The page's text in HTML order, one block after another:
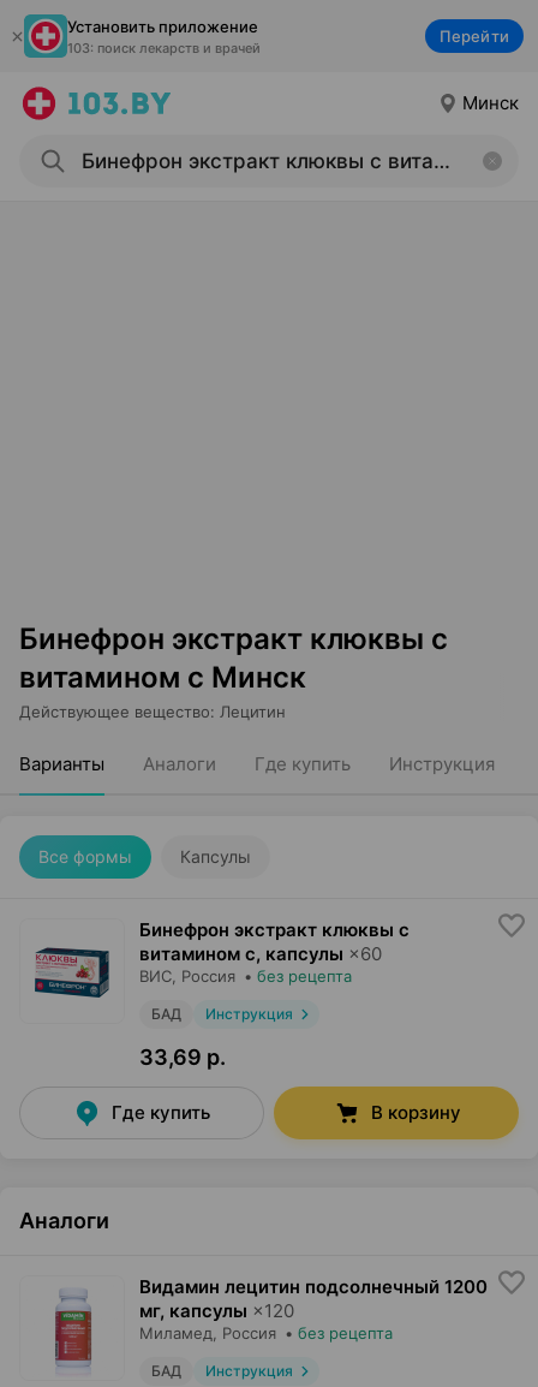
Установить приложение
103: поиск лекарств и врачей
Перейти
Минск
Бинефрон экстракт клюквы с
витамином с Минск
Действующее вещество: Лецитин
Варианты Аналоги Где купить Инструкция
Все формы Капсулы
Бинефрон экстракт клюквы с
витамином с, капсулы ×60
ВИС , Россия • без рецепта
БАД Инструкция
33,69 р.
Где купить В корзину
Аналоги
Видамин лецитин подсолнечный 1200
мг, капсулы ×120
Миламед , Россия • без рецепта
БАД Инструкция